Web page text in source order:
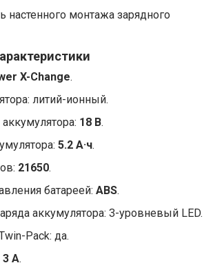
настенного монтажа зарядного
X-Change.
литий-ионный.
18 В.
5.2 А·ч.
21650.
батареей: ABS.
аккумулятора: 3-уровневый LED.
Pack: да.
3 А.